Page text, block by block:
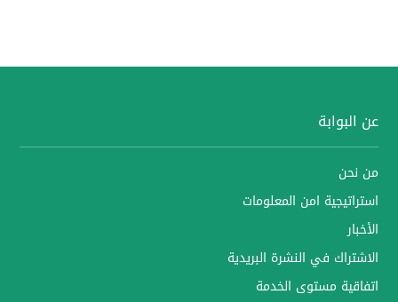
عن البوابة
من نحن
استراتيجية امن المعلومات
الأخبار
الاشتراك في النشرة البريدية
اتفاقية مستوى الخدمة